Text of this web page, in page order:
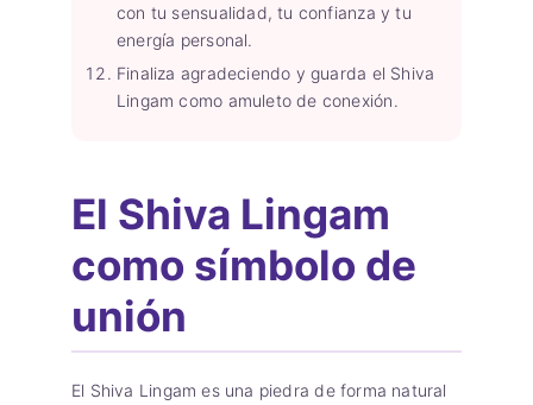
con tu sensualidad, tu confianza y tu
energía personal.
Finaliza agradeciendo y guarda el Shiva
Lingam como amuleto de conexión.
El Shiva Lingam
como símbolo de
unión
El Shiva Lingam es una piedra de forma natural